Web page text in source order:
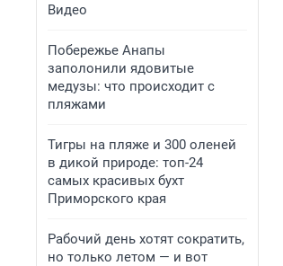
Видео
Побережье Анапы
заполонили ядовитые
медузы: что происходит с
пляжами
Тигры на пляже и 300 оленей
в дикой природе: топ-24
самых красивых бухт
Приморского края
Рабочий день хотят сократить,
но только летом — и вот